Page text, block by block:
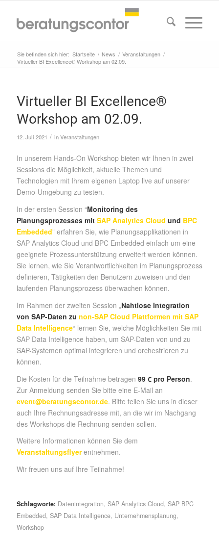
Sie befinden sich hier: Startseite / News / Veranstaltungen /
Virtueller BI Excellence® Workshop am 02.09.
Virtueller BI Excellence®
Workshop am 02.09.
12. Juli 2021 / inVeranstaltungen
In unserem Hands-On Workshop bieten wir Ihnen in zwei
Sessions die Möglichkeit, aktuelle Themen und
Technologien mit Ihrem eigenen Laptop live auf unserer
Demo-Umgebung zu testen.
In der ersten Session “Monitoring des
Planungsprozesses mit SAP Analytics Cloud und BPC
Embedded” erfahren Sie, wie Planungsapplikationen in
SAP Analytics Cloud und BPC Embedded einfach um eine
geeignete Prozessunterstützung erweitert werden können.
Sie lernen, wie Sie Verantwortlichkeiten im Planungsprozess
definieren, Tätigkeiten den Benutzern zuweisen und den
laufenden Planungsprozess überwachen können.
Im Rahmen der zweiten Session „Nahtlose Integration
von SAP-Daten zu non-SAP Cloud Plattformen mit SAP
Data Intelligence“ lernen Sie, welche Möglichkeiten Sie mit
SAP Data Intelligence haben, um SAP-Daten von und zu
SAP-Systemen optimal integrieren und orchestrieren zu
können.
Die Kosten für die Teilnahme betragen 99 € pro Person.
Zur Anmeldung senden Sie bitte eine E-Mail an
event@beratungscontor.de. Bitte teilen Sie uns in dieser
auch Ihre Rechnungsadresse mit, an die wir im Nachgang
des Workshops die Rechnung senden sollen.
Weitere Informationen können Sie dem
Veranstaltungsflyerentnehmen.
Wir freuen uns auf Ihre Teilnahme!
Schlagworte: Datenintegration, SAP Analytics Cloud, SAP BPC
Embedded, SAP Data Intelligence, Unternehmensplanung,
Workshop